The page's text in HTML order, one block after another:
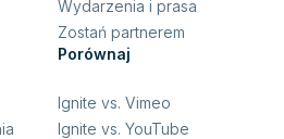
Wydarzenia i prasa
Zostań partnerem
Porównaj
Ignite vs. Vimeo
Ignite vs. YouTube